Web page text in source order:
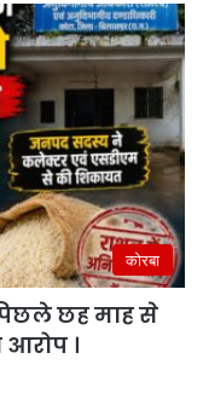
कोरबा
छह माह से
।